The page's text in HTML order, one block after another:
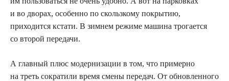
и во дворах, особенно по скользкому покрытию,
приходится кстати. В зимнем режиме машина трогается
со второй передачи.
А главный плюс модернизации в том, что примерно
на треть сократили время смены передач. От обновленного